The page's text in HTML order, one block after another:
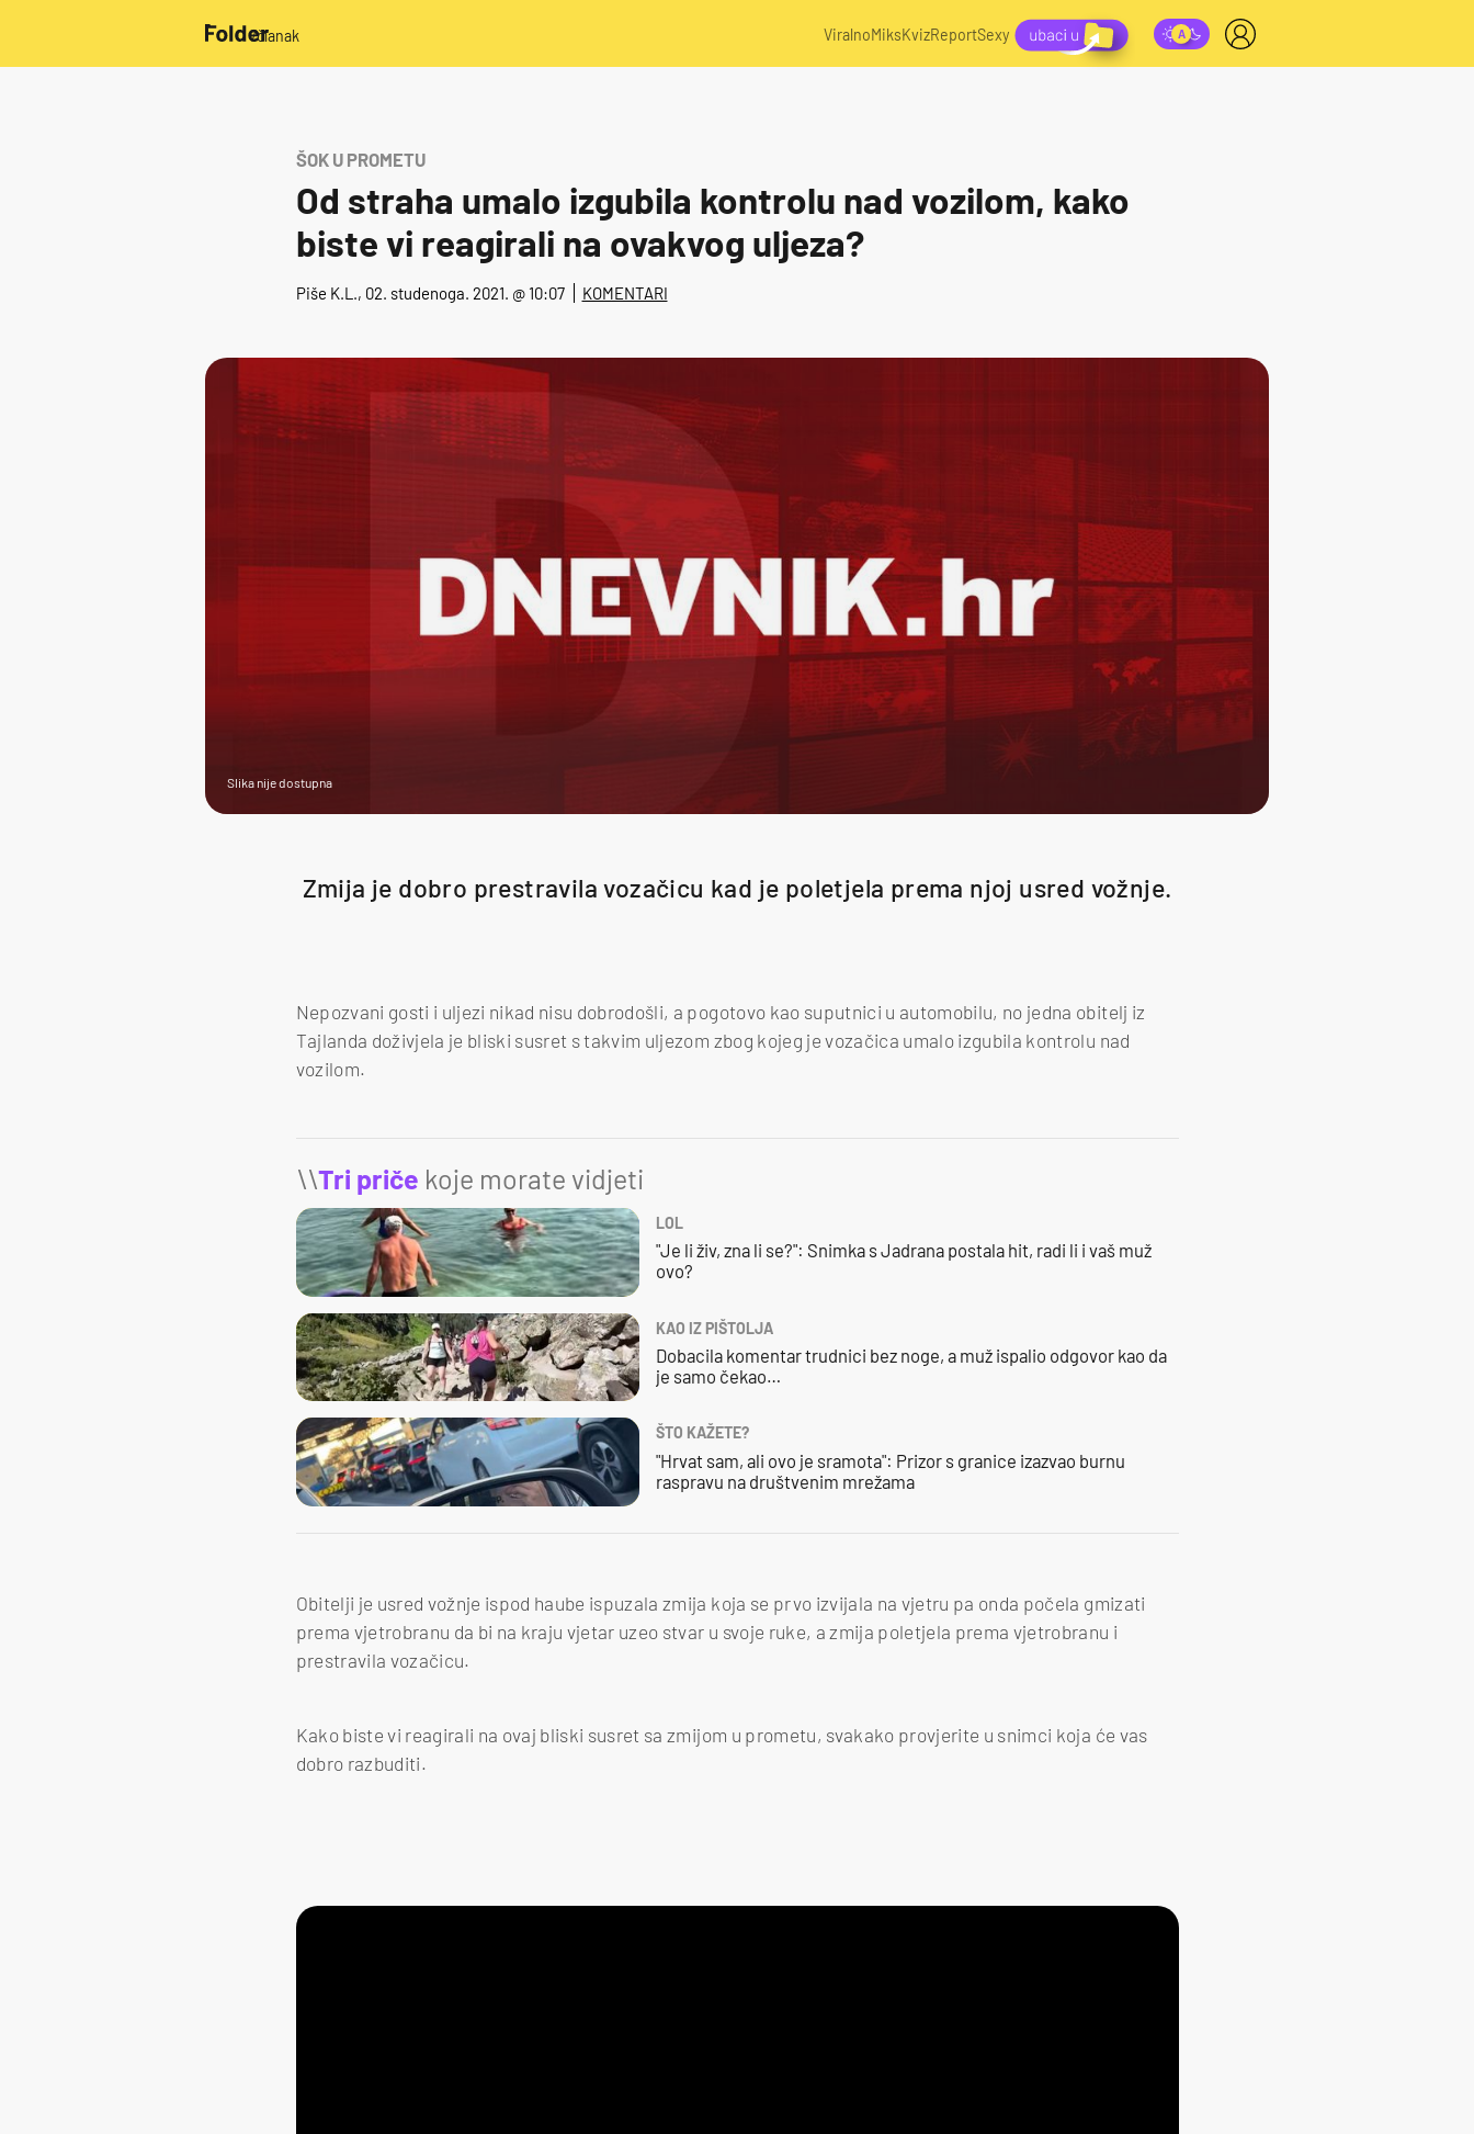
/članak ViralnoMiksKvizReportSexy
ŠOK U PROMETU
Od straha umalo izgubila kontrolu nad vozilom, kako
biste vi reagirali na ovakvog uljeza?
Piše K.L., 02. studenoga. 2021. @ 10:07 KOMENTARI
Slika nije dostupna
Zmija je dobro prestravila vozačicu kad je poletjela prema njoj usred vožnje.
Nepozvani gosti i uljezi nikad nisu dobrodošli, a pogotovo kao suputnici u automobilu, no jedna obitelj iz
Tajlanda doživjela je bliski susret s takvim uljezom zbog kojeg je vozačica umalo izgubila kontrolu nad
vozilom.
\\Tri priče koje morate vidjeti
LOL
"Je li živ, zna li se?": Snimka s Jadrana postala hit, radi li i vaš muž
ovo?
KAO IZ PIŠTOLJA
Dobacila komentar trudnici bez noge, a muž ispalio odgovor kao da
je samo čekao…
ŠTO KAŽETE?
"Hrvat sam, ali ovo je sramota": Prizor s granice izazvao burnu
raspravu na društvenim mrežama
Obitelji je usred vožnje ispod haube ispuzala zmija koja se prvo izvijala na vjetru pa onda počela gmizati
prema vjetrobranu da bi na kraju vjetar uzeo stvar u svoje ruke, a zmija poletjela prema vjetrobranu i
prestravila vozačicu.
Kako biste vi reagirali na ovaj bliski susret sa zmijom u prometu, svakako provjerite u snimci koja će vas
dobro razbuditi.